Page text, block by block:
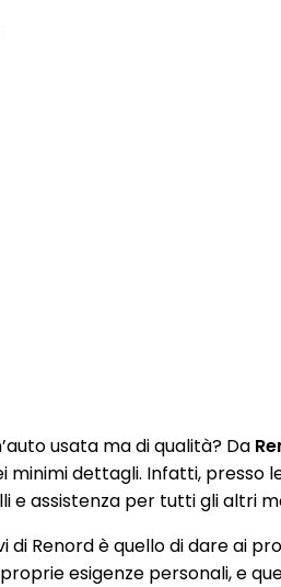
usata ma di qualità? Da
minimi dettagli. Infatti, presso
e assistenza per tutti gli altri
di Renord è quello di dare ai
esigenze personali, e